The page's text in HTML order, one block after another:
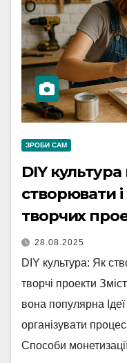
ЗРОБИ САМ
DIY культура
створювати
творчих
28.08.2025
DIY культура: Як
творчі проекти
вона популярна
організувати
Способи